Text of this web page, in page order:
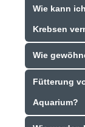
Wie kann
Krebsen
Wie
Fütterung
Aquarium?